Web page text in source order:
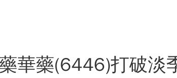
華藥(6446)打破淡